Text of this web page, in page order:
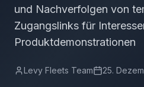
und Nachverfolgen von
Zugangslinks für
Produktdemonstrationen
Levy Fleets Team 25.